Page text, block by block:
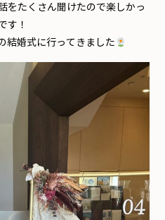
をたくさん聞けたので楽しかっ
す！
結婚式に行ってきました